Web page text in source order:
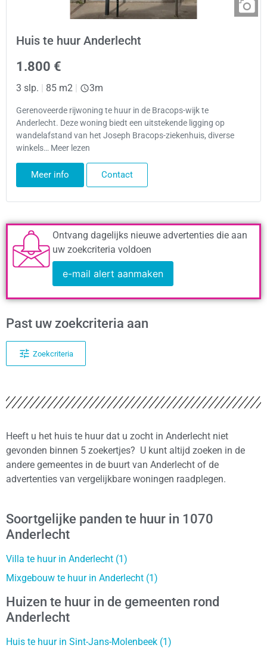
Huis te huur Anderlecht
1.800 €
3 slp. | 85 m2 | 3m
Gerenoveerde rijwoning te huur in de Bracops-wijk te
Anderlecht. Deze woning biedt een uitstekende ligging op
wandelafstand van het Joseph Bracops-ziekenhuis, diverse
winkels… Meer lezen
Meer info Contact
Ontvang dagelijks nieuwe advertenties die aan
uw zoekcriteria voldoen
e-mail alert aanmaken
Past uw zoekcriteria aan
Zoekcriteria
Heeft u het huis te huur dat u zocht in Anderlecht niet
gevonden binnen 5 zoekertjes? U kunt altijd zoeken in de
andere gemeentes in de buurt van Anderlecht of de
advertenties van vergelijkbare woningen raadplegen.
Soortgelijke panden te huur in 1070
Anderlecht
Villa te huur in Anderlecht (1)
Mixgebouw te huur in Anderlecht (1)
Huizen te huur in de gemeenten rond
Anderlecht
Huis te huur in Sint-Jans-Molenbeek (1)